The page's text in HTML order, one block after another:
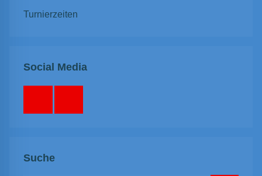
Turnierzeiten
Social Media
Suche